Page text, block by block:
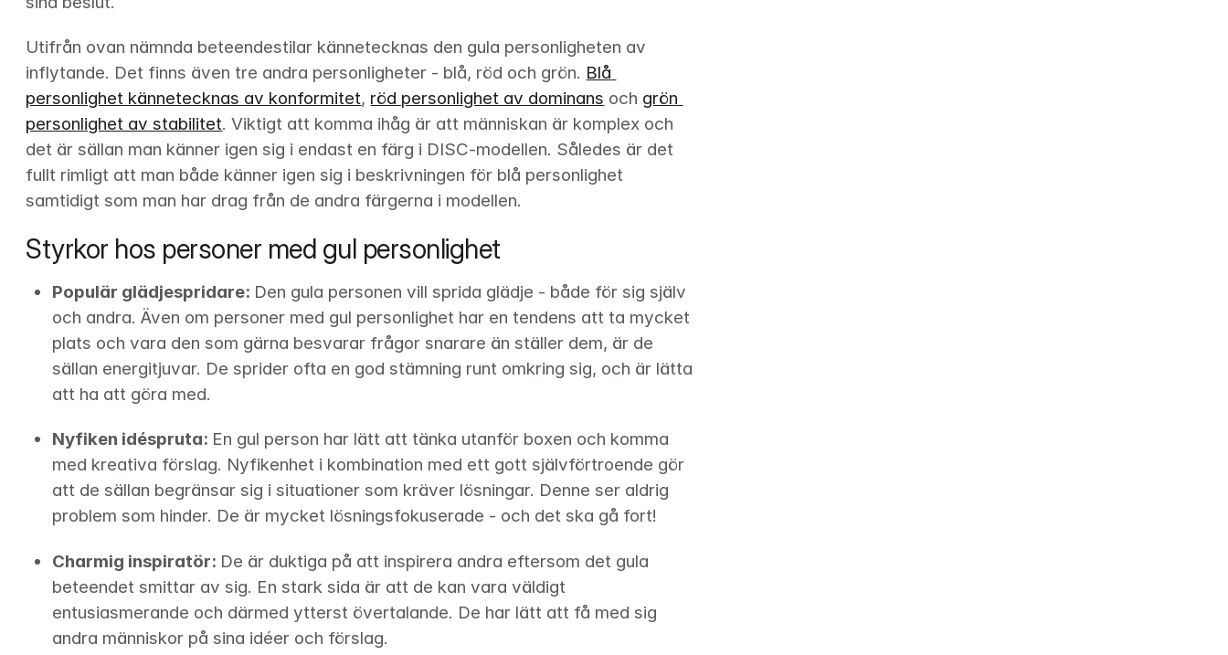
Utifrån ovan nämnda beteendestilar kännetecknas den gula personligheten av
inflytande. Det finns även tre andra personligheter - blå, röd och grön. Blå
personlighet kännetecknas av konformitet, röd personlighet av dominans och grön
personlighet av stabilitet. Viktigt att komma ihåg är att människan är komplex och
det är sällan man känner igen sig i endast en färg i DISC-modellen. Således är det
fullt rimligt att man både känner igen sig i beskrivningen för blå personlighet
samtidigt som man har drag från de andra färgerna i modellen.
Styrkor hos personer med gul personlighet
Populär glädjespridare: Den gula personen vill sprida glädje - både för sig själv
och andra. Även om personer med gul personlighet har en tendens att ta mycket
plats och vara den som gärna besvarar frågor snarare än ställer dem, är de
sällan energitjuvar. De sprider ofta en god stämning runt omkring sig, och är lätta
att ha att göra med.
Nyfiken idéspruta: En gul person har lätt att tänka utanför boxen och komma
med kreativa förslag. Nyfikenhet i kombination med ett gott självförtroende gör
att de sällan begränsar sig i situationer som kräver lösningar. Denne ser aldrig
problem som hinder. De är mycket lösningsfokuserade - och det ska gå fort!
Charmig inspiratör: De är duktiga på att inspirera andra eftersom det gula
beteendet smittar av sig. En stark sida är att de kan vara väldigt
entusiasmerande och därmed ytterst övertalande. De har lätt att få med sig
andra människor på sina idéer och förslag.